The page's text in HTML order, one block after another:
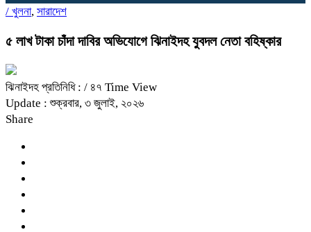
/ খুলনা, সারাদেশ
৫ লাখ টাকা চাঁদা দাবির অভিযোগে ঝিনাইদহ যুবদল নেতা বহিষ্কার
ঝিনাইদহ প্রতিনিধি : / ৪৭ Time View
Update : শুক্রবার, ৩ জুলাই, ২০২৬
Share